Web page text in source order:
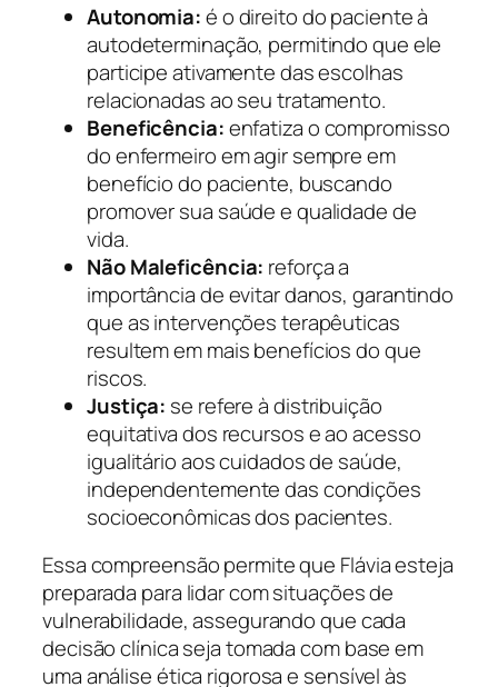
Autonomia:é o direito do paciente à
autodeterminação, permitindo que ele
participe ativamente das escolhas
relacionadas ao seu tratamento.
Beneficência:enfatiza o compromisso
do enfermeiro em agir sempre em
benefício do paciente, buscando
promover sua saúde e qualidade de
vida.
Não Maleficência: reforça a
importância de evitar danos, garantindo
que as intervenções terapêuticas
resultem em mais benefícios do que
riscos.
Justiça: se refere à distribuição
equitativa dos recursos e ao acesso
igualitário aos cuidados de saúde,
independentemente das condições
socioeconômicas dos pacientes.
Essa compreensão permite que Flávia esteja
preparada para lidar com situações de
vulnerabilidade, assegurando que cada
decisão clínica seja tomada com base em
uma análise ética rigorosa e sensível às